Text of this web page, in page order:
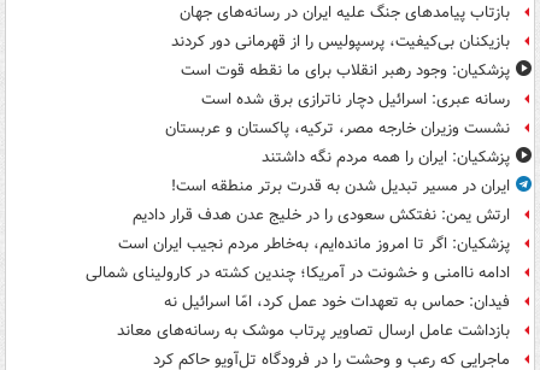
بازتاب پیامدهای جنگ علیه ایران در رسانه‌های جهان
بازیکنان بی‌کیفیت، پرسپولیس را از قهرمانی دور کردند
پزشکیان: وجود رهبر انقلاب برای ما نقطه قوت است
رسانه عبری: اسرائیل دچار ناترازی برق شده است
نشست وزیران خارجه مصر، ترکیه، پاکستان و عربستان
پزشکیان: ایران را همه مردم نگه داشتند
ایران در مسیر تبدیل شدن به قدرت برتر منطقه است!
ارتش یمن: نفتکش سعودی را در خلیج عدن هدف قرار دادیم
پزشکیان: اگر تا امروز مانده‌ایم، به‌خاطر مردم نجیب ایران است
ادامه ناامنی و خشونت در آمریکا؛ چندین کشته در کارولینای شمالی
فیدان: حماس به تعهدات خود عمل کرد، امّا اسرائیل نه
بازداشت عامل ارسال تصاویر پرتاب موشک به رسانه‌های معاند
ماجرایی که رعب و وحشت را در فرودگاه تل‌آویو حاکم کرد